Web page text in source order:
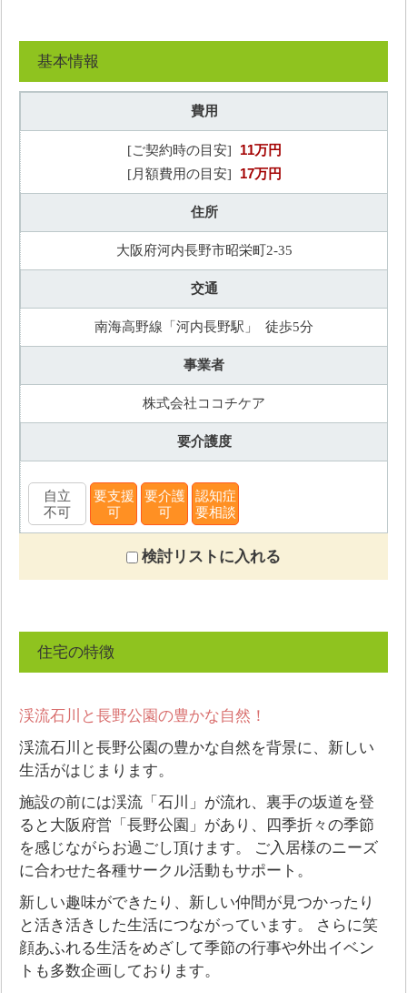
基本情報
費用
[ご契約時の目安] 11万円
[月額費用の目安] 17万円
住所
大阪府河内長野市昭栄町2-35
交通
南海高野線「河内長野駅」 徒歩5分
事業者
株式会社ココチケア
要介護度
自立
不可
要支援
可
要介護
可
認知症
要相談
検討リストに入れる
住宅の特徴
渓流石川と長野公園の豊かな自然！
渓流石川と長野公園の豊かな自然を背景に、新しい
生活がはじまります。
施設の前には渓流「石川」が流れ、裏手の坂道を登
ると大阪府営「長野公園」があり、四季折々の季節
を感じながらお過ごし頂けます。 ご入居様のニーズ
に合わせた各種サークル活動もサポート。
新しい趣味ができたり、新しい仲間が見つかったり
と活き活きした生活につながっています。 さらに笑
顔あふれる生活をめざして季節の行事や外出イベン
トも多数企画しております。